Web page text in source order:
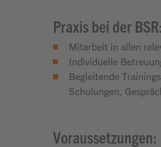
Praxis bei der BSR:
Mitarbeit in allen
Individuelle
Begleitende
Schulungen,
Voraussetzungen: